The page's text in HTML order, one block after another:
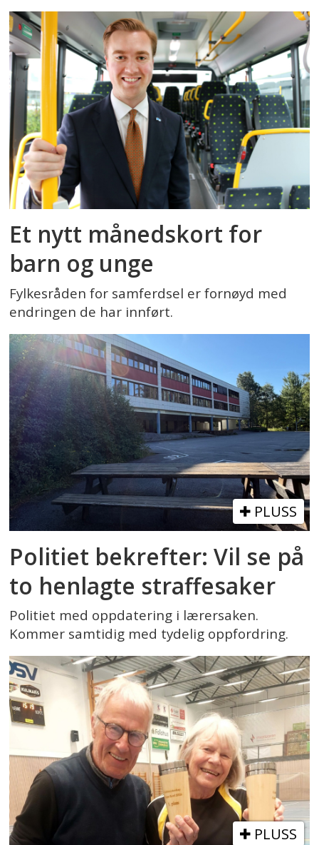
Et nytt månedskort for
barn og unge
Fylkesråden for samferdsel er fornøyd med
endringen de har innført.
PLUSS
Politiet bekrefter: Vil se på
to henlagte straffesaker
Politiet med oppdatering i lærersaken.
Kommer samtidig med tydelig oppfordring.
PLUSS